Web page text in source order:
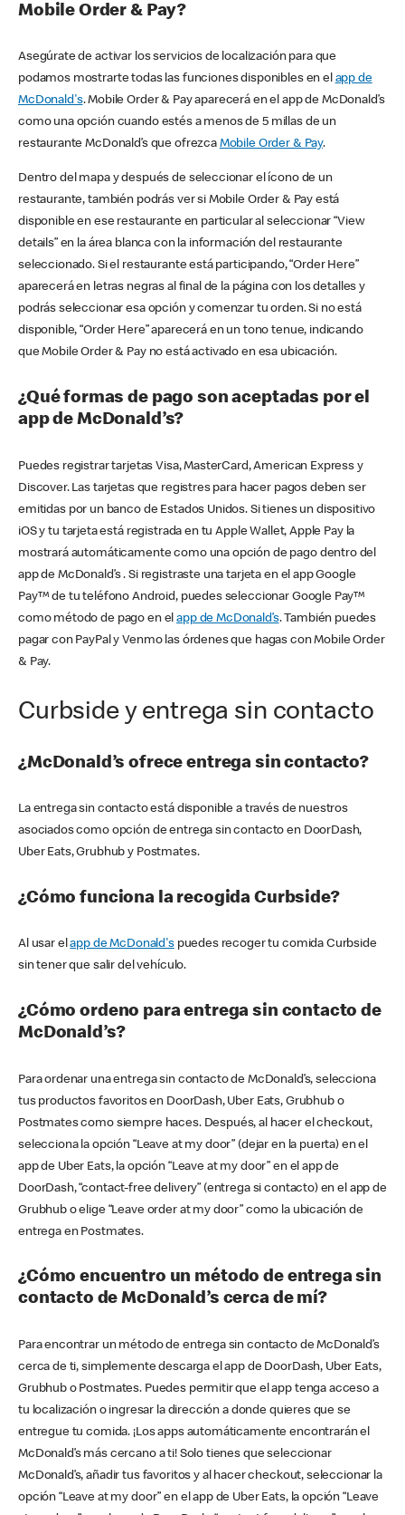
Mobile Order & Pay?
Asegúrate de activar los servicios de localización para que
podamos mostrarte todas las funciones disponibles en el app de
McDonald's. Mobile Order & Pay aparecerá en el app de McDonald’s
como una opción cuando estés a menos de 5 millas de un
restaurante McDonald’s que ofrezca Mobile Order & Pay.
Dentro del mapa y después de seleccionar el ícono de un
restaurante, también podrás ver si Mobile Order & Pay está
disponible en ese restaurante en particular al seleccionar “View
details” en la área blanca con la información del restaurante
seleccionado. Si el restaurante está participando, “Order Here”
aparecerá en letras negras al final de la página con los detalles y
podrás seleccionar esa opción y comenzar tu orden. Si no está
disponible, “Order Here” aparecerá en un tono tenue, indicando
que Mobile Order & Pay no está activado en esa ubicación.
¿Qué formas de pago son aceptadas por el
app de McDonald’s?
Puedes registrar tarjetas Visa, MasterCard, American Express y
Discover. Las tarjetas que registres para hacer pagos deben ser
emitidas por un banco de Estados Unidos. Si tienes un dispositivo
iOS y tu tarjeta está registrada en tu Apple Wallet, Apple Pay la
mostrará automáticamente como una opción de pago dentro del
app de McDonald’s . Si registraste una tarjeta en el app Google
Pay™ de tu teléfono Android, puedes seleccionar Google Pay™
como método de pago en elapp de McDonald’s. También puedes
pagar con PayPal y Venmo las órdenes que hagas con Mobile Order
& Pay.
Curbside y entrega sin contacto
¿McDonald’s ofrece entrega sin contacto?
La entrega sin contacto está disponible a través de nuestros
asociados como opción de entrega sin contacto en DoorDash,
Uber Eats, Grubhub y Postmates.
¿Cómo funciona la recogida Curbside?
Al usar elapp de McDonald'spuedes recoger tu comida Curbside
sin tener que salir del vehículo.
¿Cómo ordeno para entrega sin contacto de
McDonald’s?
Para ordenar una entrega sin contacto de McDonald’s, selecciona
tus productos favoritos en DoorDash, Uber Eats, Grubhub o
Postmates como siempre haces. Después, al hacer el checkout,
selecciona la opción “Leave at my door” (dejar en la puerta) en el
app de Uber Eats, la opción “Leave at my door” en el app de
DoorDash, “contact-free delivery” (entrega si contacto) en el app de
Grubhub o elige “Leave order at my door” como la ubicación de
entrega en Postmates.
¿Cómo encuentro un método de entrega sin
contacto de McDonald’s cerca de mí?
Para encontrar un método de entrega sin contacto de McDonald’s
cerca de ti, simplemente descarga el app de DoorDash, Uber Eats,
Grubhub o Postmates. Puedes permitir que el app tenga acceso a
tu localización o ingresar la dirección a donde quieres que se
entregue tu comida. ¡Los apps automáticamente encontrarán el
McDonald’s más cercano a ti! Solo tienes que seleccionar
McDonald’s, añadir tus favoritos y al hacer checkout, seleccionar la
opción “Leave at my door” en el app de Uber Eats, la opción “Leave